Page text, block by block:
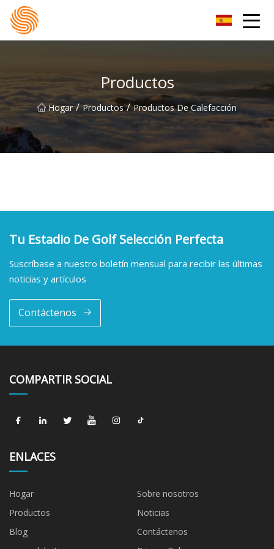
Productos
Hogar / Productos / Productos De Calefacción
Tu Estadio De Golf Selección Perfecta
Suscríbase a nuestro boletín mensual para recibir las últimas
noticias y artículos
Contáctenos
COMPARTIR SOCIAL
ENLACES
Hogar
Sobre nosotros
Productos
Noticias
Blog
Contáctenos